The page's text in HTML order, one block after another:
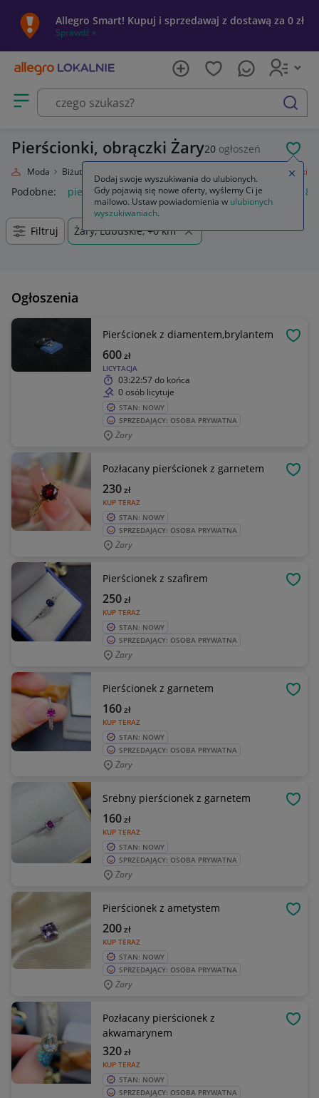
Allegro Smart! Kupuj i sprzedawaj z dostawą za 0 zł
Sprawdź »
Otwórz menu z kategoriami
szukaj
Pierścionki, obrączki Żary20 ogłoszeń
Moda Biżuteria i Zegarki Pierścionki, obrączki
Podobne: pierścionki obrączki złote pierścionki obrączki 8
Filtruj Żary, Lubuskie, +0 km
Ogłoszenia
Pierścionek z diamentem,brylantem
LICYTACJA
600zł
03:22:57do końca
0 osób licytuje
STAN: NOWY
SPRZEDAJĄCY: OSOBA PRYWATNA
Żary
Pozłacany pierścionek z garnetem
KUP TERAZ
230zł
STAN: NOWY
SPRZEDAJĄCY: OSOBA PRYWATNA
Żary
Pierścionek z szafirem
KUP TERAZ
250zł
STAN: NOWY
SPRZEDAJĄCY: OSOBA PRYWATNA
Żary
Pierścionek z garnetem
KUP TERAZ
160zł
STAN: NOWY
SPRZEDAJĄCY: OSOBA PRYWATNA
Żary
Srebny pierścionek z garnetem
KUP TERAZ
160zł
STAN: NOWY
SPRZEDAJĄCY: OSOBA PRYWATNA
Żary
Pierścionek z ametystem
KUP TERAZ
200zł
STAN: NOWY
SPRZEDAJĄCY: OSOBA PRYWATNA
Żary
Pozłacany pierścionek z
akwamarynem
KUP TERAZ
320zł
STAN: NOWY
SPRZEDAJĄCY: OSOBA PRYWATNA
Dodaj swoje wyszukiwania do ulubionych.
Gdy pojawią się nowe oferty, wyślemy Ci je
mailowo. Ustaw powiadomienia w ulubionych
wyszukiwaniach.